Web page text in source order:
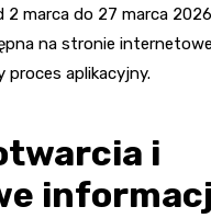
marca do 27 marca
na stronie
proces aplikacyjny.
i